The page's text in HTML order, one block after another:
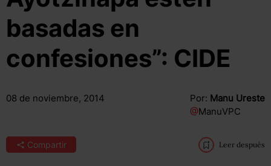
basadas en
confesiones”: CIDE
08 de noviembre, 2014 Por: Manu Ureste
@ManuVPC
Compartir Leer después